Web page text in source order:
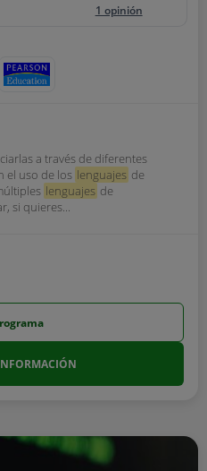
1 opinión
a través de diferentes
el uso de los lenguajes de
lenguajes de
si quieres...